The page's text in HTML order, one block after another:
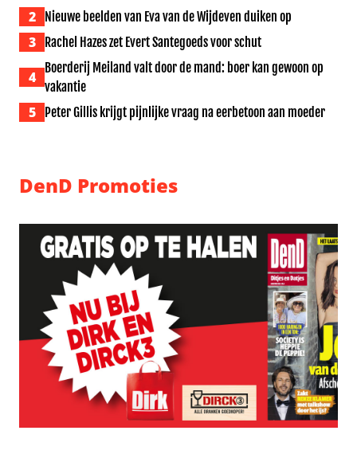
2 Nieuwe beelden van Eva van de Wijdeven duiken op
3 Rachel Hazes zet Evert Santegoeds voor schut
4
Boerderij Meiland valt door de mand: boer kan gewoon op
vakantie
5 Peter Gillis krijgt pijnlijke vraag na eerbetoon aan moeder
DenD Promoties